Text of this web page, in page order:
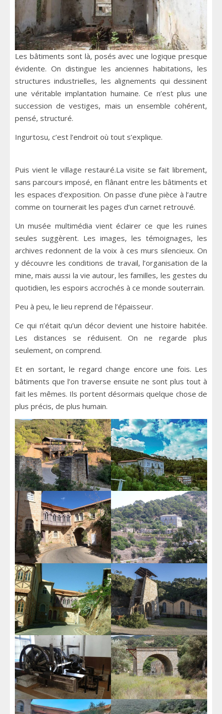
Les bâtiments sont là, posés avec une logique presque
évidente. On distingue les anciennes habitations, les
structures industrielles, les alignements qui dessinent
une véritable implantation humaine. Ce n’est plus une
succession de vestiges, mais un ensemble cohérent,
pensé, structuré.
Ingurtosu, c’est l’endroit où tout s’explique.
Puis vient le village restauré.La visite se fait librement,
sans parcours imposé, en flânant entre les bâtiments et
les espaces d’exposition. On passe d’une pièce à l’autre
comme on tournerait les pages d’un carnet retrouvé.
Un musée multimédia vient éclairer ce que les ruines
seules suggèrent. Les images, les témoignages, les
archives redonnent de la voix à ces murs silencieux. On
y découvre les conditions de travail, l’organisation de la
mine, mais aussi la vie autour, les familles, les gestes du
quotidien, les espoirs accrochés à ce monde souterrain.
Peu à peu, le lieu reprend de l’épaisseur.
Ce qui n’était qu’un décor devient une histoire habitée.
Les distances se réduisent. On ne regarde plus
seulement, on comprend.
Et en sortant, le regard change encore une fois. Les
bâtiments que l’on traverse ensuite ne sont plus tout à
fait les mêmes. Ils portent désormais quelque chose de
plus précis, de plus humain.